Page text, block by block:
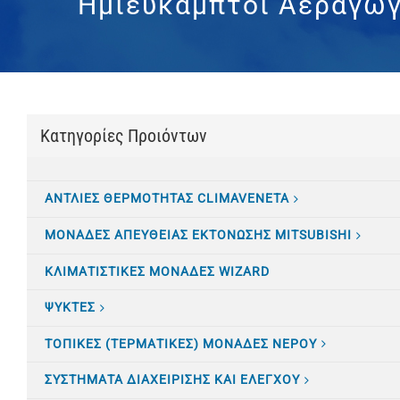
Κατηγορίες Προιόντων
ΑΝΤΛΙΕΣ ΘΕΡΜΟΤΗΤΑΣ CLIMAVENETA
ΜΟΝΑΔΕΣ ΑΠΕΥΘΕΙΑΣ ΕΚΤΟΝΩΣΗΣ MITSUBISHI
ΚΛΙΜΑΤΙΣTΙΚΕΣ ΜΟΝΑΔΕΣ WIZARD
ΨΥΚΤΕΣ
ΤΟΠΙΚΕΣ (ΤΕΡΜΑΤΙΚΕΣ) ΜΟΝΑΔΕΣ ΝΕΡΟΥ
ΣΥΣΤΗΜΑΤΑ ΔΙΑΧΕΙΡΙΣΗΣ ΚΑΙ ΕΛΕΓΧΟΥ